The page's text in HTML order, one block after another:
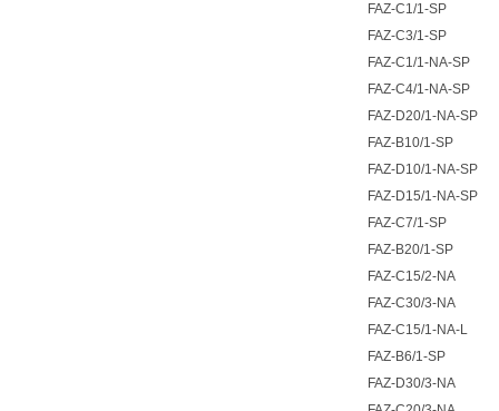
FAZ-C1/1-SP
FAZ-C3/1-SP
FAZ-C1/1-NA-SP
FAZ-C4/1-NA-SP
FAZ-D20/1-NA-SP
FAZ-B10/1-SP
FAZ-D10/1-NA-SP
FAZ-D15/1-NA-SP
FAZ-C7/1-SP
FAZ-B20/1-SP
FAZ-C15/2-NA
FAZ-C30/3-NA
FAZ-C15/1-NA-L
FAZ-B6/1-SP
FAZ-D30/3-NA